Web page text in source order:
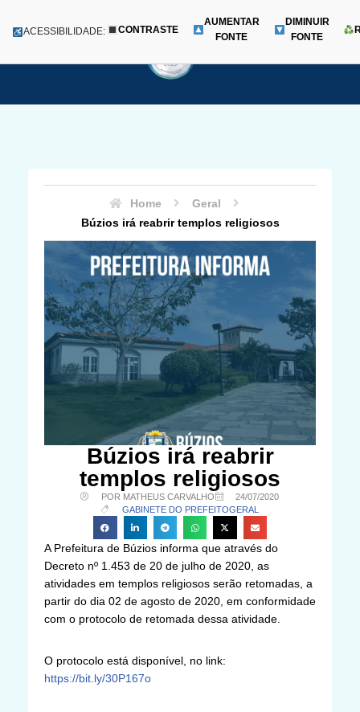
para
Menu
ACESSIBILIDADE: CONTRASTE
AUMENTAR
FONTE
DIMINUIR
FONTE
Home
Geral
Búzios irá reabrir templos religiosos
Búzios irá reabrir
templos religiosos
POR MATHEUS CARVALHO
24/07/2020
GABINETE DO PREFEITOGERAL
A Prefeitura de Búzios informa que através do
Decreto nº 1.453 de 20 de julho de 2020, as
atividades em templos religiosos serão retomadas, a
partir do dia 02 de agosto de 2020, em conformidade
com o protocolo de retomada dessa atividade.
O protocolo está disponível, no link:
https://bit.ly/30P167o